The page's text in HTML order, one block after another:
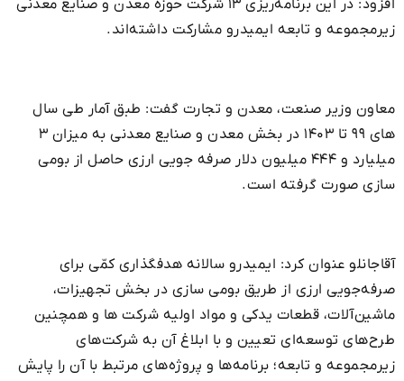
افزود: در این برنامه‌ریزی ۱۳ شرکت حوزه معدن و صنایع معدنی
زیرمجموعه و تابعه ایمیدرو مشارکت داشته‌اند.
معاون وزیر صنعت، معدن و تجارت گفت: طبق آمار طی سال
های ۹۹ تا ۱۴۰۳ در بخش معدن و صنایع معدنی به میزان ۳
میلیارد و ۴۴۴ میلیون دلار صرفه جویی ارزی حاصل از بومی
سازی صورت گرفته است.
آقاجانلو عنوان کرد: ایمیدرو سالانه هدفگذاری کمّی برای
صرفه‌جویی ارزی از طریق بومی سازی در بخش تجهیزات،
ماشین‌آلات، قطعات یدکی و مواد اولیه شرکت ها و همچنین
طرح‌های توسعه‌ای تعیین و با ابلاغ آن به شرکت‌های
زیرمجموعه و تابعه؛ برنامه‌ها و پروژه‌های مرتبط با آن را پایش